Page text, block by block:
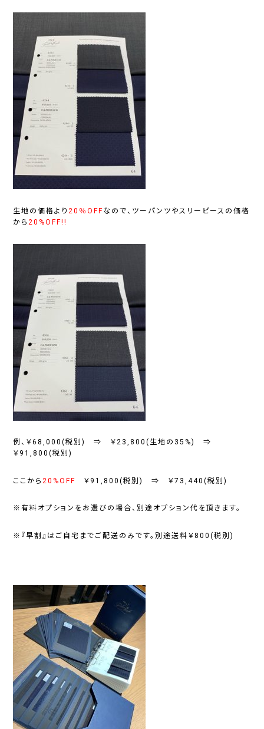
生地の価格より 20％OFFなので、ツーパンツやスリーピースの価格
から 20%OFF!!
例、￥68,000(税別) ⇒ ￥23,800(生地の35%) ⇒
￥91,800(税別)
ここから20%OFF ￥91,800(税別) ⇒ ￥73,440(税別)
※有料オプションをお選びの場合、別途オプション代を頂きます。
※『早割』はご自宅までご配送のみです。別途送料￥800(税別)